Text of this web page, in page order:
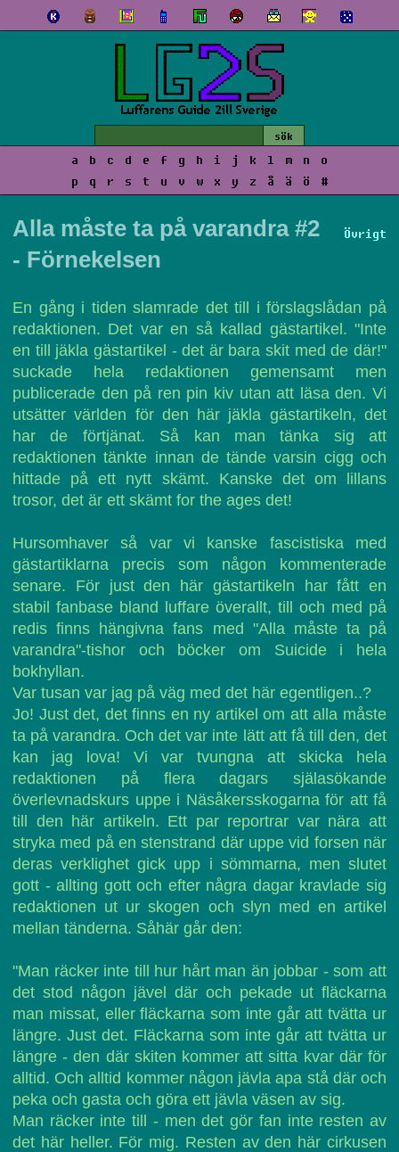
a b c d e f g h i j k l m n
o
p
q r s t u v w x y z å ä ö #
Övrigt
Alla måste ta på varandra #2
- Förnekelsen
En gång i tiden slamrade det till i förslagslådan på
redaktionen. Det var en så kallad gästartikel. "Inte
en till jäkla gästartikel - det är bara skit med de där!"
suckade hela redaktionen gemensamt men
publicerade den på ren pin kiv utan att läsa den. Vi
utsätter världen för den här jäkla gästartikeln, det
har de förtjänat. Så kan man tänka sig att
redaktionen tänkte innan de tände varsin cigg och
hittade på ett nytt skämt. Kanske det om lillans
trosor, det är ett skämt for the ages det!
Hursomhaver så var vi kanske fascistiska med
gästartiklarna precis som någon kommenterade
senare. För just den här gästartikeln har fått en
stabil fanbase bland luffare överallt, till och med på
redis finns hängivna fans med "Alla måste ta på
varandra"-tishor och böcker om Suicide i hela
bokhyllan.
Var tusan var jag på väg med det här egentligen..?
Jo! Just det, det finns en ny artikel om att alla måste
ta på varandra. Och det var inte lätt att få till den, det
kan jag lova! Vi var tvungna att skicka hela
redaktionen på flera dagars själasökande
överlevnadskurs uppe i Näsåkersskogarna för att få
till den här artikeln. Ett par reportrar var nära att
stryka med på en stenstrand där uppe vid forsen när
deras verklighet gick upp i sömmarna, men slutet
gott - allting gott och efter några dagar kravlade sig
redaktionen ut ur skogen och slyn med en artikel
mellan tänderna. Såhär går den:
"Man räcker inte till hur hårt man än jobbar - som att
det stod någon jävel där och pekade ut fläckarna
man missat, eller fläckarna som inte går att tvätta ur
längre. Just det. Fläckarna som inte går att tvätta ur
längre - den där skiten kommer att sitta kvar där för
alltid. Och alltid kommer någon jävla apa stå där och
peka och gasta och göra ett jävla väsen av sig.
Man räcker inte till - men det gör fan inte resten av
det här heller. För mig. Resten av den här cirkusen